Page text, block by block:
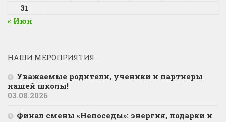
31
« Июн
НАШИ МЕРОПРИЯТИЯ
Уважаемые родители, ученики и партнеры
нашей школы!
03.08.2026
Финал смены «Непоседы»: энергия, подарки и